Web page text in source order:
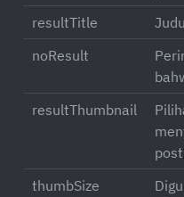
resultTitle
noResult
resultThumbnail
thumbSize